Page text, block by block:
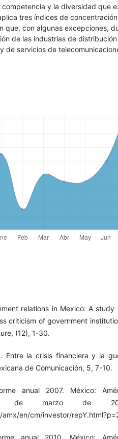
y la diversidad que
tres índices de
que, con algunas excepciones,
de las industrias de
de servicios de
relations in Mexico: A study
criticism of government
(12), 1-30.
Entre la crisis financiera y la
de Comunicación, 5, 7-10.
anual 2007. México:
de marzo de
en/cm/investor/
anual 2010. México: